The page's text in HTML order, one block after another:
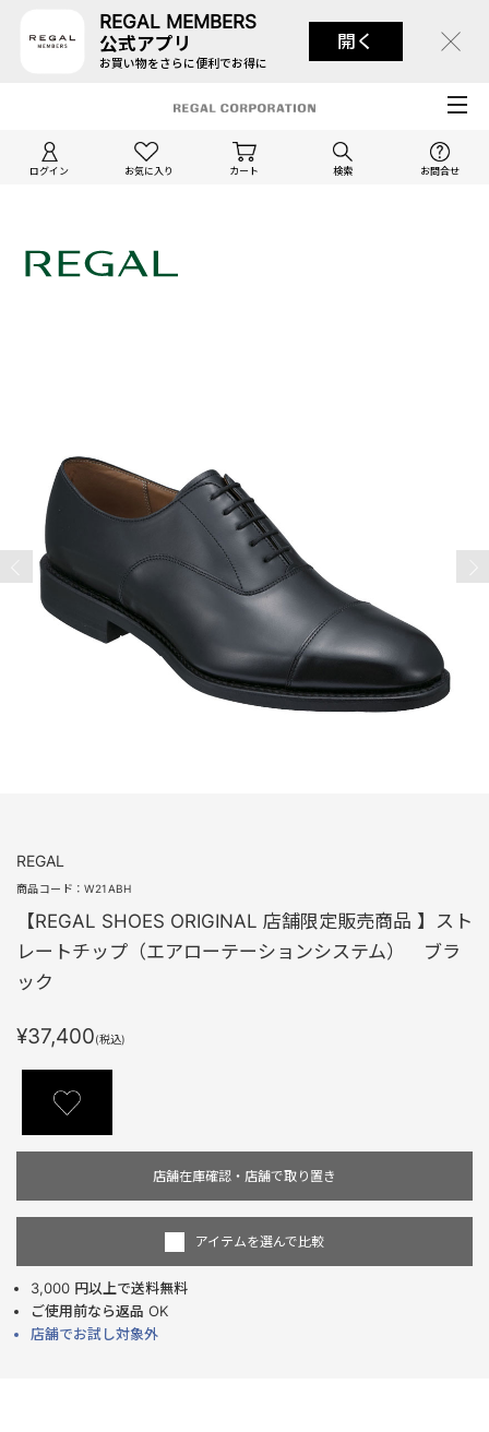
REGAL MEMBERS
公式アプリ
お買い物をさらに便利でお得に
開く
ログイン お気に入り カート 検索 お問合せ
REGAL
商品コード：W21ABH
【REGAL SHOES ORIGINAL 店舗限定販売商品 】スト
レートチップ（エアローテーションシステム） ブラ
ック
¥37,400(税込)
店舗在庫確認・店舗で取り置き
アイテムを選んで比較
3,000 円以上で送料無料
ご使用前なら返品 OK
店舗でお試し対象外